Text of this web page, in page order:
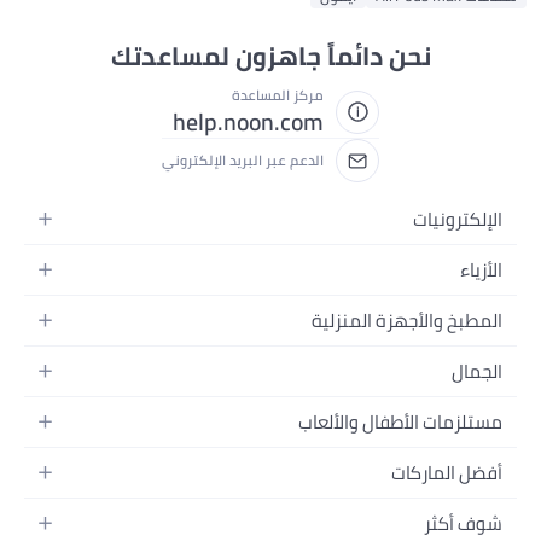
نحن دائماً جاهزون لمساعدتك
مركز المساعدة
help.noon.com
الدعم عبر البريد الإلكتروني
الإلكترونيات
الجوالات
اللابتوبات
الأجهزة المنزلية
التلفزيونات
السماعات
ألعاب القيمنق
الأزياء
أزياء نسائية
أزياء البنات
أزياء الأولاد
المجوهرات
حقائب نسائية
المطبخ والأجهزة المنزلية
الحمام
المطبخ والسفرة
أدوات وتحسين المنزل
الجمال
العطور
العناية بالشعر
العناية بالبشرة
مستلزمات الأطفال والألعاب
الحفاضات
الرضاعة والتغذية
أفضل الماركات
سامسونج
شوف أكثر